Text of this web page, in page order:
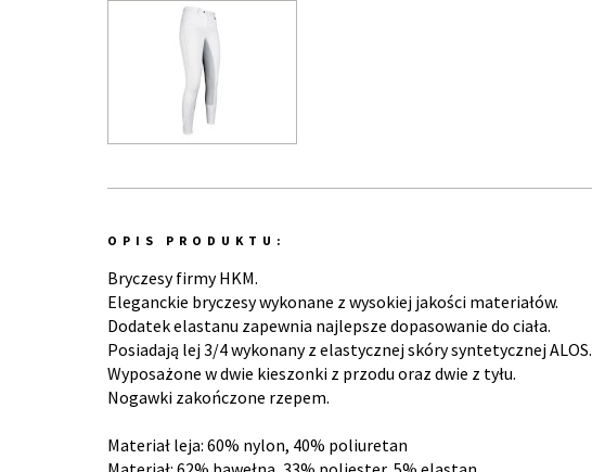
OPIS PRODUKTU:
Bryczesy firmy HKM.
Eleganckie bryczesy wykonane z wysokiej jakości materiałów.
Dodatek elastanu zapewnia najlepsze dopasowanie do ciała.
Posiadają lej 3/4 wykonany z elastycznej skóry syntetycznej ALOS.
Wyposażone w dwie kieszonki z przodu oraz dwie z tyłu.
Nogawki zakończone rzepem.
Materiał leja: 60% nylon, 40% poliuretan